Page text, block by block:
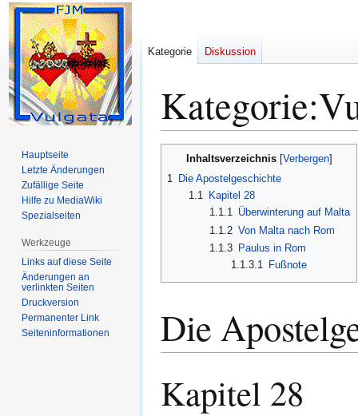
Kategorie:
springen
springen
Inhaltsverzeichnis
1 Die Apostelgeschichte
1.1
Kapitel 28
1.1.1 Überwinterung auf Malta
1.1.2 Von Malta nach Rom
1.1.3 Paulus in Rom
1.1.3.1
Fußnote
Die
Kapitel 28
Kategorie Diskussion
Hauptseite
Letzte Änderungen
Zufällige Seite
Hilfe zu MediaWiki
Spezialseiten
Werkzeuge
Links auf diese Seite
Änderungen an
verlinkten Seiten
Druckversion
Permanenter Link
Seiten­­informationen